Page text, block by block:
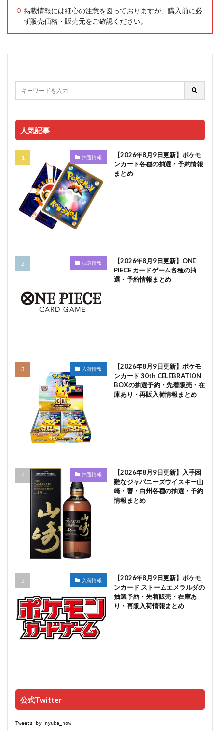
掲載情報には細心の注意を図っておりますが、購入前に必
ず販売価格・販売元をご確認ください。
人気記事
抽選情報
【2026年8月9日更新】ポケモ
ンカード各種の抽選・予約情報
まとめ
抽選情報
【2026年8月9日更新】ONE
PIECE カードゲーム各種の抽
選・予約情報まとめ
入荷情報
【2026年8月9日更新】ポケモ
ンカード 30th CELEBRATION
BOXの抽選予約・先着販売・在
庫あり・再販入荷情報まとめ
抽選情報
【2026年8月9日更新】入手困
難なジャパニーズウイスキー山
崎・響・白州各種の抽選・予約
情報まとめ
入荷情報
【2026年8月9日更新】ポケモ
ンカード ストームエメラルダの
抽選予約・先着販売・在庫あ
り・再販入荷情報まとめ
公式Twitter
Tweets by nyuka_now